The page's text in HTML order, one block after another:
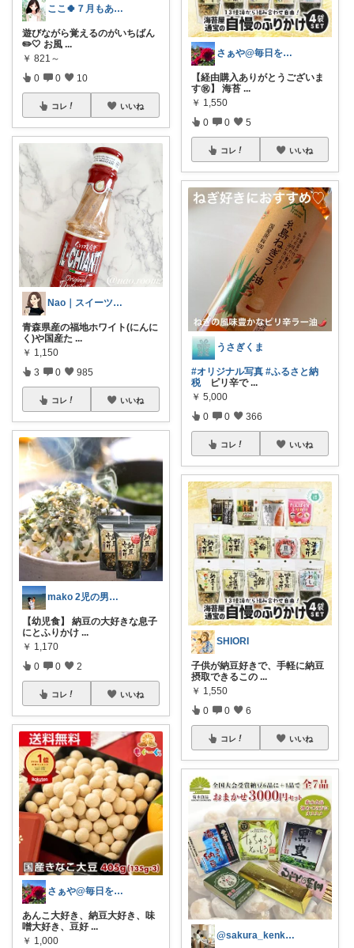
ここ🍀７月もありがとう🍀
遊びながら覚えるのがいちばん
✏️🤍 お風 ...
￥ 821～
0 0 10
コレ いいね
Nao｜スイーツROOM🍰
青森県産の福地ホワイト(にんに
く)や国産た ...
￥ 1,150
3 0 985
コレ いいね
mako 2児の男の子ママ
【幼児食】 納豆の大好きな息子
にとふりかけ ...
￥ 1,170
0 0 2
コレ いいね
さぁや@毎日を大切にしたい
あんこ大好き、納豆大好き、味
噌大好き、豆好 ...
￥ 1,000
さぁや@毎日を大切にしたい
【経由購入ありがとうございま
す㊗️】 海苔 ...
￥ 1,550
0 0 5
コレ いいね
うさぎくま
#オリジナル写真 #ふるさと納
税ピリ辛で ...
￥ 5,000
0 0 366
コレ いいね
SHIORI
子供が納豆好きで、手軽に納豆
摂取できるこの ...
￥ 1,550
0 0 6
コレ いいね
@sakura_kenkou.sweet